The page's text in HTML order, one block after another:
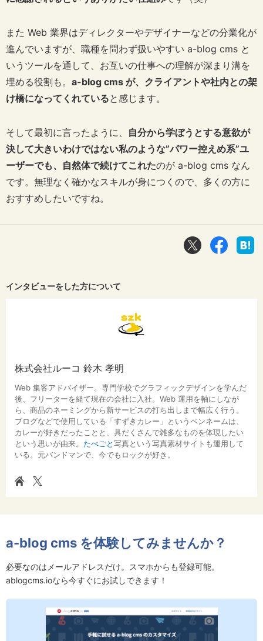
また Web 業界はディレクターやデザイナーなどの分業化が
進んでいますが、職種を問わず扱いやすい a-blog cms と
いうツールを通して、お互いの仕事への理解が深まり溝を
埋める役割も。 a-blog cms が、クライアントや社内との架
け橋になってくれていると感じます。
そして最初に言ったように、 自分から学ぼうとする意欲が
決して大きいわけではない私のような”パワー控えめ系”ユ
ーザーでも、自然体で続けてこれたのが a-blog cms なん
です。無理なく確かなスキルが身につくので、多くの方に
おすすめしたいですね。
インタビューをした方について
株式会社ルーコ 鈴木 孝明
Web 集客アドバイザー。専門学校でグラフィックデザインを学んだ
後、フリーターを経て現在の会社に入社。Web 運用を軸にしなが
ら、商品のネーミングから新サービスの打ち出しまで幅広く行う。
ブログなどで使用している「すずきカレー」というペンネームは、
カレーが好きだったことと、具だくさんで雑多なものを体現したい
という思いが由来。 たべごと写真という写真素材サイトも運用して
いる。元バンドマンで、今でもロックが好き。
a-blog cms を体験してみませんか？
必要なのはメールアドレスだけ。スマホからも登録可能。
ablogcms.ioなら今すぐにお試しできます！